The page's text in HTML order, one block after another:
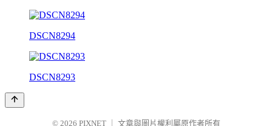
DSCN8294
DSCN8293
© 2026 PIXNET 文章與圖片權利屬原作者所有